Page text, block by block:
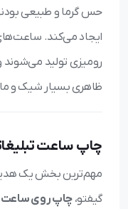
حس گرما و طبیعی
ایجاد می‌کند.
رومیزی تولید می‌شوند
ظاهری بسیار شیک و
چاپ ساعت
مهم‌ترین بخش یک
گیفتو، چاپ روی ساعت